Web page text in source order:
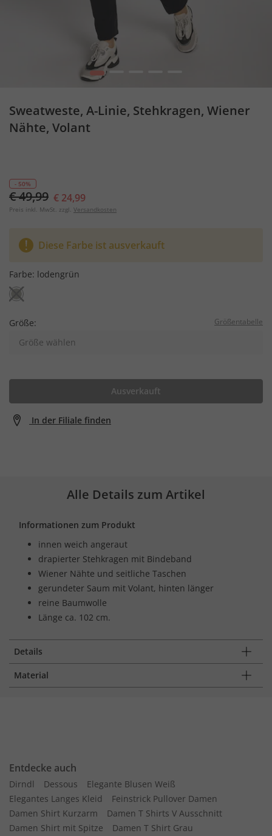
1
Sweatweste, A-Linie, Stehkragen, Wiener
Nähte, Volant
- 50%
€ 49,99 € 24,99
Preis inkl. MwSt. zzgl. Versandkosten
Diese Farbe ist ausverkauft
Farbe: lodengrün
Größe: Größentabelle
Größe wählen
Ausverkauft
In der Filiale finden
Alle Details zum Artikel
Informationen zum Produkt
innen weich angeraut
drapierter Stehkragen mit Bindeband
Wiener Nähte und seitliche Taschen
gerundeter Saum mit Volant, hinten länger
reine Baumwolle
Länge ca. 102 cm.
Details
Material
Entdecke auch
Dirndl Dessous
Elegante Blusen Weiß
Elegantes Langes Kleid
Feinstrick Pullover Damen
Damen Shirt Kurzarm
Damen T Shirts V Ausschnitt
Damen Shirt mit Spitze
Damen T Shirt Grau